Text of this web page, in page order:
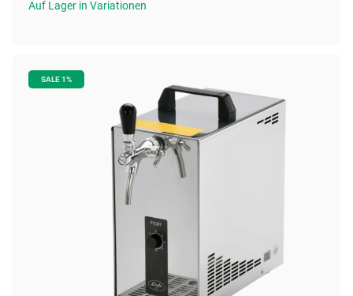
Auf Lager in Variationen
SALE 1%